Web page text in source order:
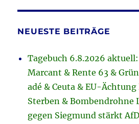
NEUESTE BEITRÄGE
Tagebuch 6.8.2026
Marcant & Rente 63 &
adé & Ceuta & EU-
Sterben & Bombendrohne
gegen Siegmund stärkt